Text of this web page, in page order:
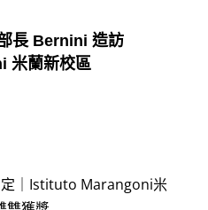
長 Bernini 造訪
米蘭新校區